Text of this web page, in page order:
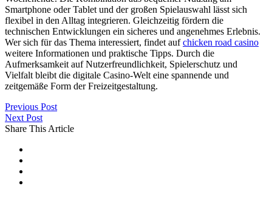
Smartphone oder Tablet und der großen Spielauswahl lässt sich
flexibel in den Alltag integrieren. Gleichzeitig fördern die
technischen Entwicklungen ein sicheres und angenehmes Erlebnis.
Wer sich für das Thema interessiert, findet aufchicken road casino
weitere Informationen und praktische Tipps. Durch die
Aufmerksamkeit auf Nutzerfreundlichkeit, Spielerschutz und
Vielfalt bleibt die digitale Casino-Welt eine spannende und
zeitgemäße Form der Freizeitgestaltung.
Previous Post
Next Post
Share This Article